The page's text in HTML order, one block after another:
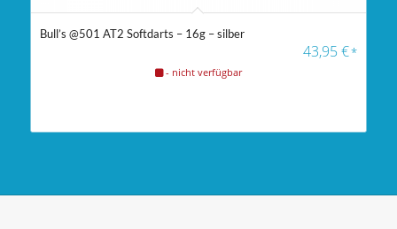
Bull’s @501 AT2 Softdarts – 16g – silber
43,95€*
- nicht verfügbar